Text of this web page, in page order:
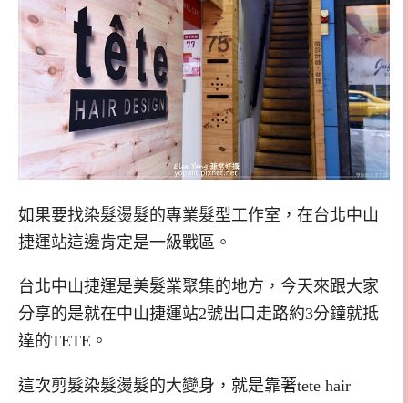
如果要找染髮燙髮的專業髮型工作室，在台北中山
捷運站這邊肯定是一級戰區。
台北中山捷運是美髮業聚集的地方，今天來跟大家
分享的是就在中山捷運站2號出口走路約3分鐘就抵
達的TETE。
這次剪髮染髮燙髮的大變身，就是靠著tete hair